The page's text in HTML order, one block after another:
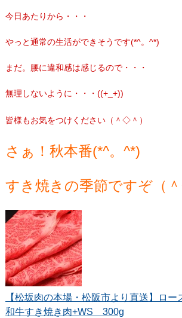
今日あたりから・・・
やっと通常の生活ができそうです(*^。^*)
まだ。腰に違和感は感じるので・・・
無理しないように・・・((+_+))
皆様もお気をつけください（＾◇＾）
さぁ！秋本番(*^。^*)
すき焼きの季節ですぞ（
【松坂肉の本場・松阪市より直送】ロ
和牛すき焼き肉+WS 300g